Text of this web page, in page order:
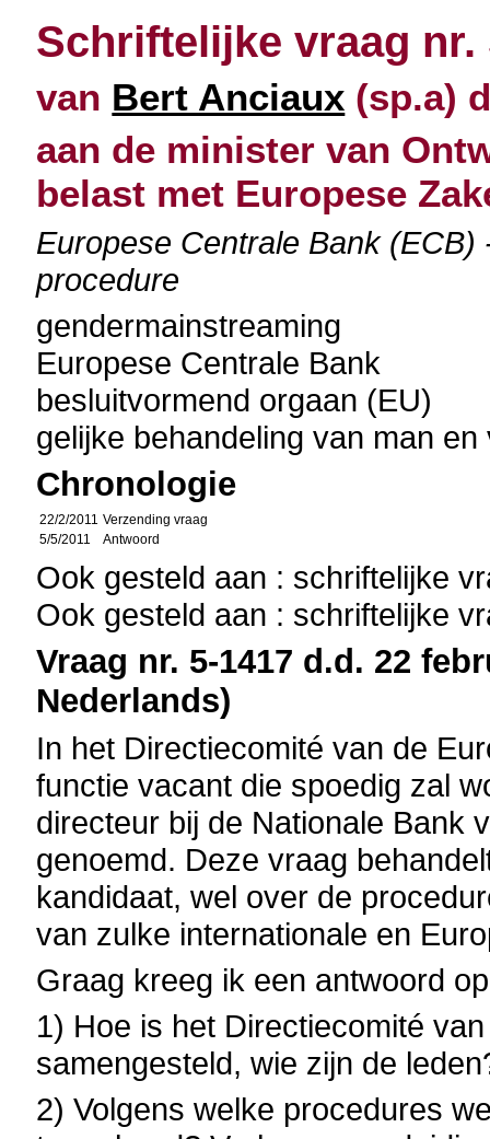
Schriftelijke vraag nr.
van Bert Anciaux (sp.a)
aan de minister van
belast met Europese
Europese Centrale Bank
procedure
gendermainstreaming
Europese Centrale Bank
besluitvormend orgaan (EU)
gelijke behandeling van man en
Chronologie
22/2/2011 Verzending vraag
5/5/2011
Antwoord
Ook gesteld aan : schriftelijke
Ook gesteld aan : schriftelijke
Vraag nr. 5-1417 d.d. 22
Nederlands)
In het Directiecomité van de
functie vacant die spoedig zal
directeur bij de Nationale Bank
genoemd. Deze vraag
kandidaat, wel over de
van zulke internationale en
Graag kreeg ik een antwoord
1) Hoe is het Directiecomité
samengesteld, wie zijn de
2) Volgens welke procedures